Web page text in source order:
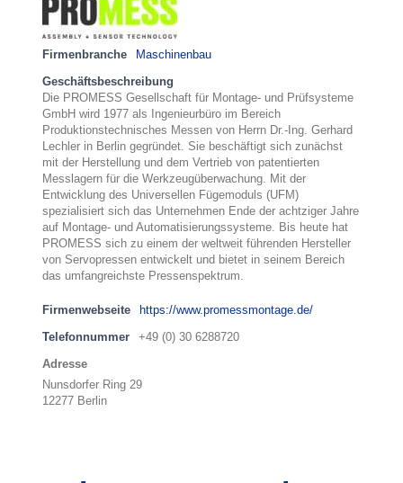
Firmenbranche Maschinenbau
Geschäftsbeschreibung
Die PROMESS Gesellschaft für Montage- und Prüfsysteme
GmbH wird 1977 als Ingenieurbüro im Bereich
Produktionstechnisches Messen von Herrn Dr.-Ing. Gerhard
Lechler in Berlin gegründet. Sie beschäftigt sich zunächst
mit der Herstellung und dem Vertrieb von patentierten
Messlagern für die Werkzeugüberwachung. Mit der
Entwicklung des Universellen Fügemoduls (UFM)
spezialisiert sich das Unternehmen Ende der achtziger Jahre
auf Montage- und Automatisierungssysteme. Bis heute hat
PROMESS sich zu einem der weltweit führenden Hersteller
von Servopressen entwickelt und bietet in seinem Bereich
das umfangreichste Pressenspektrum.
Firmenwebseite https://www.promessmontage.de/
Telefonnummer +49 (0) 30 6288720
Adresse
Nunsdorfer Ring 29
12277 Berlin